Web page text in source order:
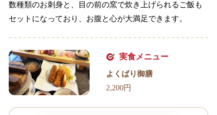
数種類のお刺身と、目の前の窯で炊き上げられるご飯も
セットになっており、お腹と心が大満足できます。
実食メニュー
よくばり御膳
2,200円